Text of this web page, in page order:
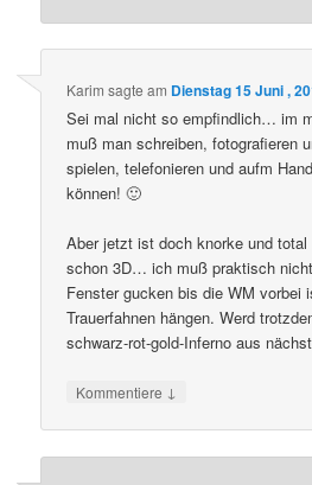
Karim sagte am Dienstag 15 Juni ,
Sei mal nicht so empfindlich… im
muß man schreiben, fotografieren
spielen, telefonieren und aufm
können! 🙂
Aber jetzt ist doch knorke und
schon 3D… ich muß praktisch
Fenster gucken bis die WM vorbei
Trauerfahnen hängen. Werd
schwarz-rot-gold-Inferno aus
Kommentiere ↓